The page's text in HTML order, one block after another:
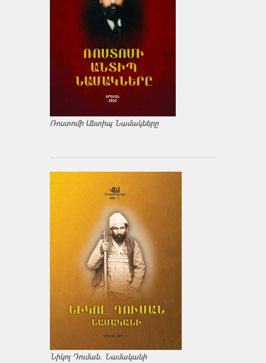
Ռոստոմի Անտիպ Նամակները
Նիկոլ Դուման. Նամականի